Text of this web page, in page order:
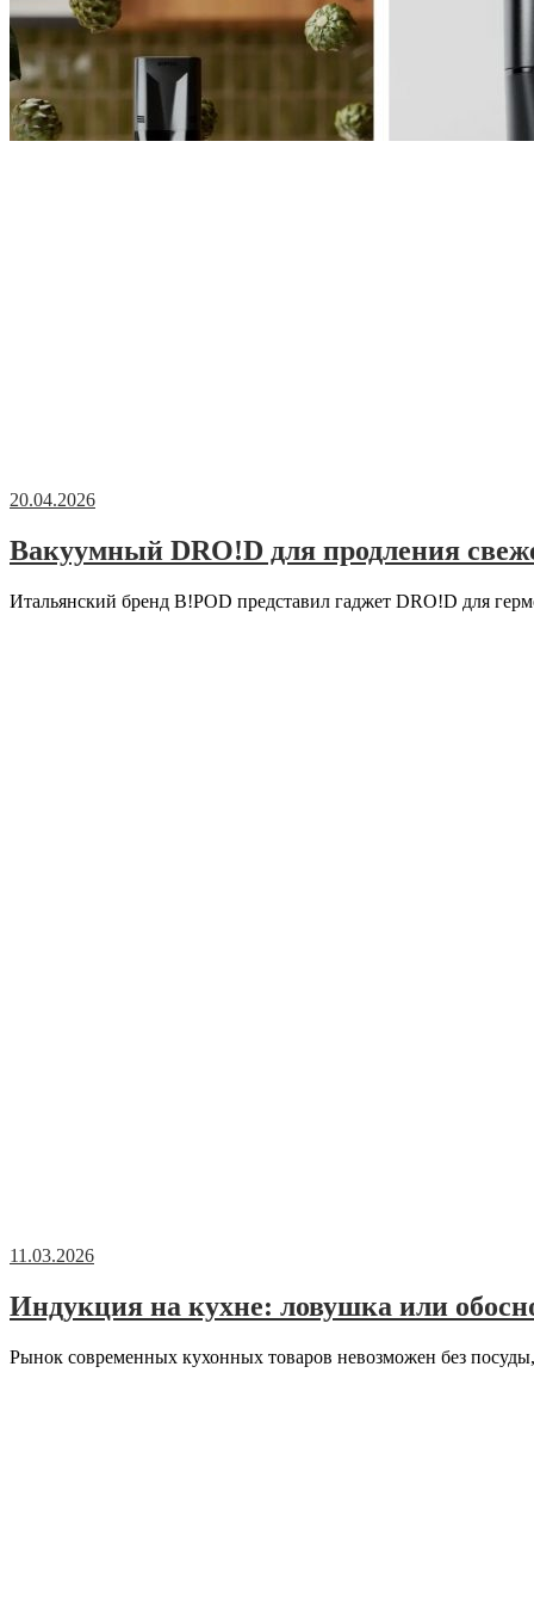
20.04.2026
Вакуумный DRO!D для продления
Итальянский бренд B!POD представил гаджет DRO!D для
11.03.2026
Индукция на кухне: ловушка или
Рынок современных кухонных товаров невозможен без